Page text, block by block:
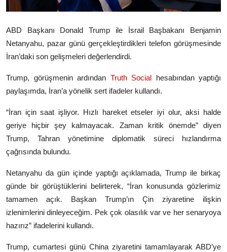
ABD Başkanı Donald Trump ile İsrail Başbakanı Benjamin
Netanyahu, pazar günü gerçekleştirdikleri telefon görüşmesinde
İran’daki son gelişmeleri değerlendirdi.
Trump, görüşmenin ardından Truth Social hesabından yaptığı
paylaşımda, İran’a yönelik sert ifadeler kullandı.
“İran için saat işliyor. Hızlı hareket etseler iyi olur, aksi halde
geriye hiçbir şey kalmayacak. Zaman kritik önemde” diyen
Trump, Tahran yönetimine diplomatik süreci hızlandırma
çağrısında bulundu.
Netanyahu da gün içinde yaptığı açıklamada, Trump ile birkaç
günde bir görüştüklerini belirterek, “İran konusunda gözlerimiz
tamamen açık. Başkan Trump’ın Çin ziyaretine ilişkin
izlenimlerini dinleyeceğim. Pek çok olasılık var ve her senaryoya
hazırız” ifadelerini kullandı.
Trump, cumartesi günü China ziyaretini tamamlayarak ABD’ye